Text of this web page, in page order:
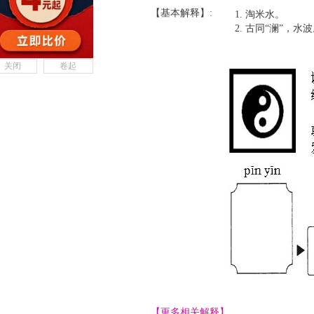
【基本解释】:
淘米水。
古同“澜”，水
关闭 卷起